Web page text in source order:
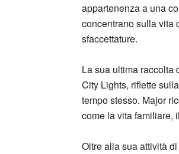
appartenenza a una
concentrano sulla vita
sfaccettature.
La sua ultima raccolta
City Lights, riflette
tempo stesso. Major
come la vita familiare,
Oltre alla sua attività